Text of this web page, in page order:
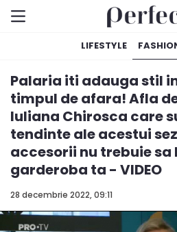
LIFESTYLE
28 decembrie 2022, 09:11
Palaria iti adauga stil
timpul de afara! Afla
Iuliana Chirosca care
tendinte ale acestui
accesorii nu trebuie sa
garderoba ta - VIDEO